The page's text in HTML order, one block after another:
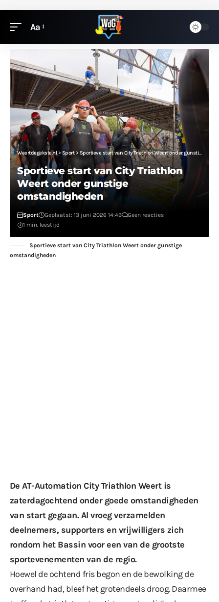
Aa
Weertdegekste.nl> Sport> Sportieve start van City Triathlon Weert onder gunstige omstandigheden
Sportieve start van City Triathlon
Weert onder gunstige
omstandigheden
Sport Geplaatst: 13 juni 2026 14:49
Geen reacties
1 min. leestijd
Sportieve start van City Triathlon Weert onder gunstige
omstandigheden
De AT-Automation City Triathlon Weert is
zaterdagochtend onder goede omstandigheden
van start gegaan. Al vroeg verzamelden
deelnemers, supporters en vrijwilligers zich
rondom het Bassin voor een van de grootste
sportevenementen van de regio.
Hoewel de ochtend fris begon en de bewolking de
overhand had, bleef het grotendeels droog. Daarmee